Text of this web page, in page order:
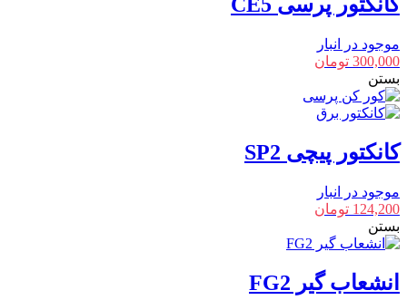
موجود در انبار
300,000 تومان
بستن
کانکتور پیچی SP2
موجود در انبار
124,200 تومان
بستن
انشعاب گیر FG2